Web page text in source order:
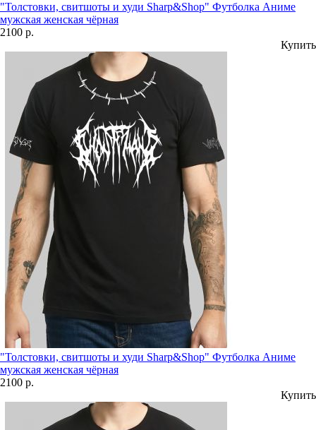
"Толстовки, свитшоты и худи Sharp&Shop" Футболка Аниме
мужская женская чёрная
2100 р.
Купить
"Толстовки, свитшоты и худи Sharp&Shop" Футболка Аниме
мужская женская чёрная
2100 р.
Купить